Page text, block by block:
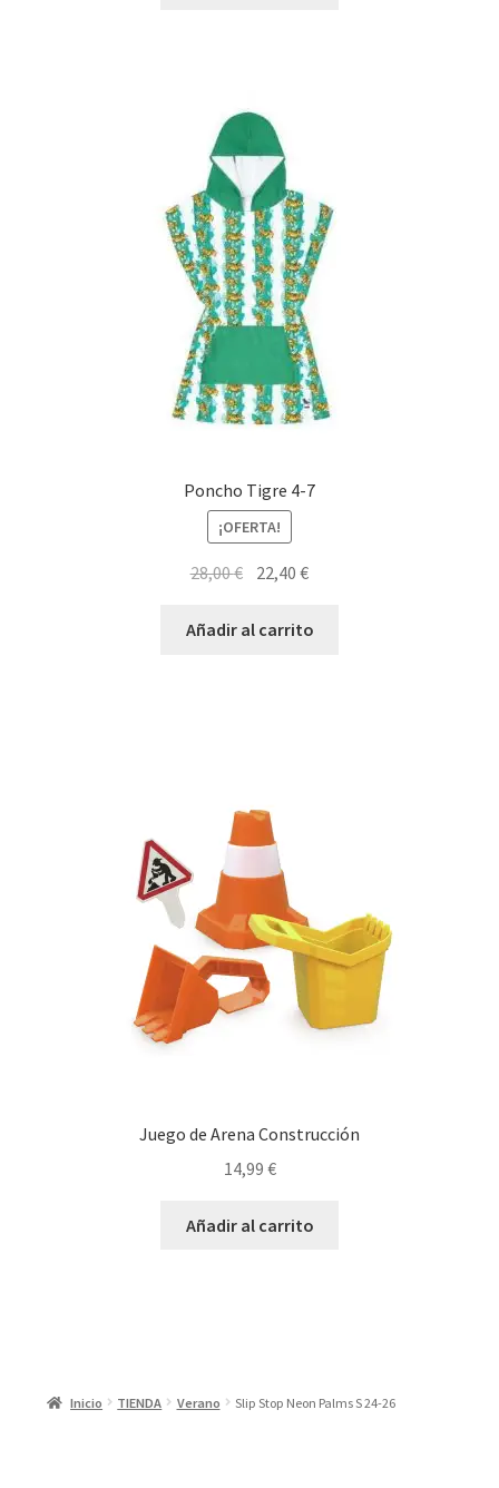
Poncho Tigre 4-7
¡OFERTA!
28,00€ El
original
22,40€El
actual
Añadir al carrito
Juego de Arena Construcción
14,99 €
Añadir al carrito
Inicio TIENDA Verano Slip Stop Neon Palms S 24-26